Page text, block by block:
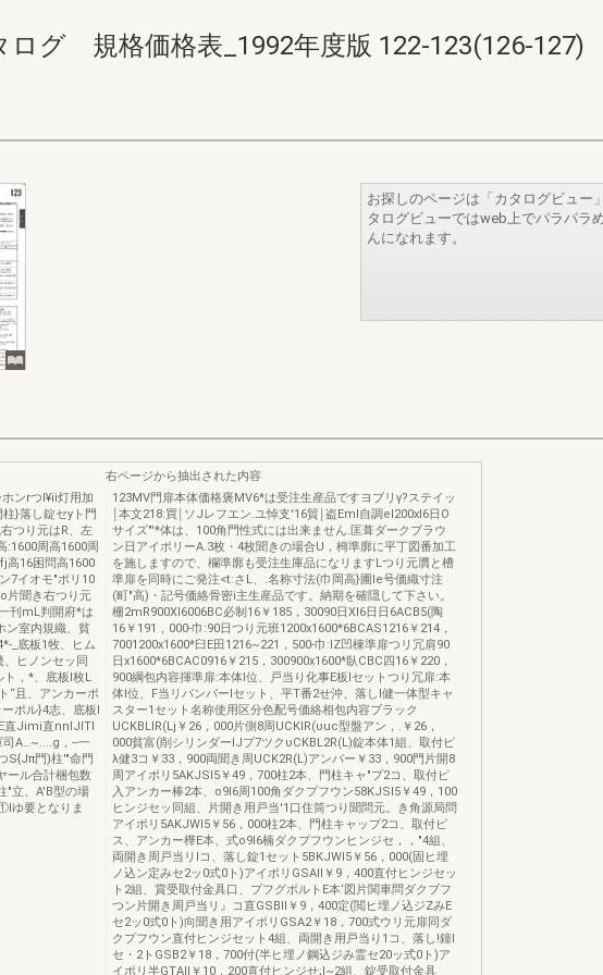
グ 規格価格表_1992年度版 122-123(126-127)
お探しのページは「カタログビュー
タログビューではweb上でパラパラ
んになれます。
ンrつI¥ii灯用加
}落し錠セyト門
つり元はR、左
:1600周高1600周
高16困問高1600
7イオモ"ポリ10
片聞き右つり元
刊mL判開府*は
ン室内規織、貧
_底板1牧、ヒム
ヒノンセッ同
ト，*、底板l枚L
“且、アンカーポ
ポル}4志、底板l
直Jimi直nnIJITI
A…~....g，--一
S{Jπ門)柱'"命門
ール合計梱包数
、A'B型の場
要となりま
右ページから抽出された内容
123MV門扉本体価格褒MV6*は受注生産品ですヨブリγ?ステイッ
￨本文218:買￨ソJレフエン.ユ悼支'16貿￨盗Eml自調el200xl6日O
サイズ"'*体は、100角門性式には出来ません.匡葺ダークブラウ
ン日アイポリーA.3枚・4枚聞きの場合U，栂準廓に平丁図番加工
を施しますので、欄準廓も受注生庫品になリますLつり元贋と槽
準扉を同時にご発注<t:さL、.名称寸法(巾岡高}圃le号価織寸注
(町"高)・記号価絡骨密i主生産品です。納期を確隠して下さい。
柵2mR900Xl6006BC必制16￥185，30090日XI6日日6ACB5(陶
16￥191，000-巾:90日つり元班1200x1600*6BCAS1216￥214，
7001200x1600*臼E田1216~221，500-巾:IZ凹棟準扉つリ冗肩90
日x1600*6BCAC0916￥215，300900x1600*臥CBC四16￥220，
900綱包内容揮準扉:本体l位、戸当り化事E板lセットつり冗扉:本
体l位、F当リバンパーlセット、平T番2せ沖、落しl健一体型キャ
スター1セット名称使用区分色配号価絡相包内容ブラック
UCKBLlR(Lj￥26，000片側8周UCKIR(υuc型盤アン，.￥26，
000貧富(削シリンダーIJプ7ツクυCKBL2R(L)錠本体1組、取付ピ
λ健3コ￥33，900両聞き周UCK2R(L)アンパー￥33，900門片開8
周アイポリ5AKJSI5￥49，700柱2本、門柱キャ"プ2コ、取付ピ
入アンカー棒2本、o9I6周100角ダクプフウン58KJSI5￥49，100
ヒンジセッ同組、片開き用戸当'1口住筒つり聞問元。き角源局問
アイポリ5AKJWI5￥56，000柱2本、門柱キャップ2コ、取付ピ
ス、アンカー樺E本、式o9I6楠ダクプフウンヒンジセ，，"4組、
両開き周戸当リlコ、落し錠1セット5BKJWI5￥56，000(固ヒ埋
ノ込ン定みセ2ッ0式0ト)アイポリGSAII￥9，400直付ヒンジセッ
ト2組、賞受取付金具口、プフグボルトE本‘図片関車問ダクブフ
つン片開き周戸当リ』コ直GSBII￥9，400定(閲ヒ埋ノ込ジZみE
セ2ッ0式0ト)向聞き用アイポリGSA2￥18，700式ウリ元扉同ダ
クプフウン直付ヒンジセット4組、両開き用戸当り1コ、落し!鐘l
セ・2トGSB2￥18，700付(半ヒ埋ノ鋼込ジみ霊セ20ッ式0ト)ア
イポリ半GTAII￥10，200直付ヒンジせ;I~2組、錠受取付金具